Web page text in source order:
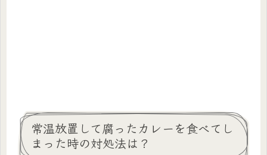
常温放置して腐ったカレーを食べてし
まった時の対処法は？